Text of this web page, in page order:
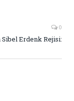
0
Erdenk Rejisi: